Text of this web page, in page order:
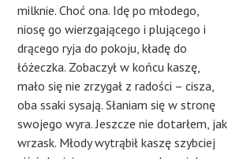
milknie. Choć ona. Idę po młodego,
niosę go wierzgającego i plującego i
drącego ryja do pokoju, kładę do
łóżeczka. Zobaczył w końcu kaszę,
mało się nie zrzygał z radości – cisza,
oba ssaki sysają. Słaniam się w stronę
swojego wyra. Jeszcze nie dotarłem, jak
wrzask. Młody wytrąbił kaszę szybciej